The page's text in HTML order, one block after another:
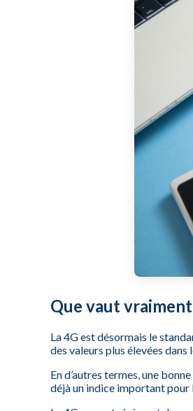
Que vaut vraiment
La 4G est désormais le
des valeurs plus élevées
En d’autres termes, une
déjà un indice important